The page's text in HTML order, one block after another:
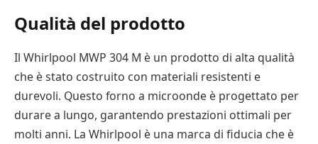
Qualità del prodotto
Il Whirlpool MWP 304 M è un prodotto di alta qualità
che è stato costruito con materiali resistenti e
durevoli. Questo forno a microonde è progettato per
durare a lungo, garantendo prestazioni ottimali per
molti anni. La Whirlpool è una marca di fiducia che è